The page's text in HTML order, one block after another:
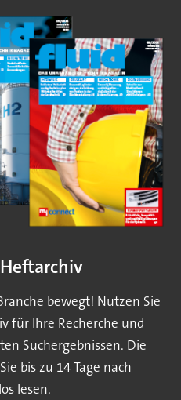
bewegt! Nutzen Sie
für Ihre Recherche und
Suchergebnissen. Die
bis zu 14 Tage nach
lesen.